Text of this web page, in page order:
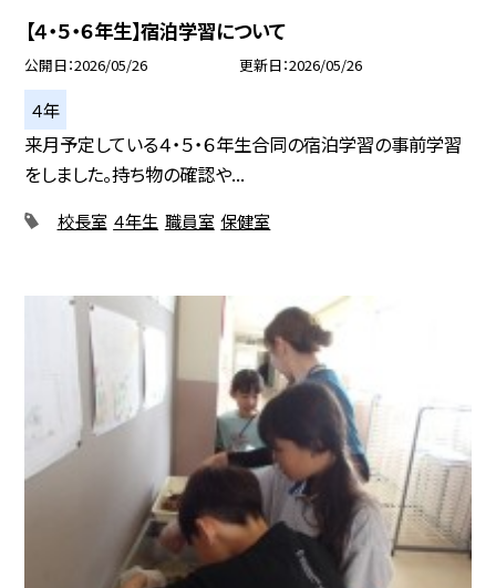
【４・５・６年生】宿泊学習について
公開日 2026/05/26 更新日 2026/05/26
４年
来月予定している４・５・６年生合同の宿泊学習の事前学習
をしました。持ち物の確認や...
校長室 ４年生 職員室 保健室